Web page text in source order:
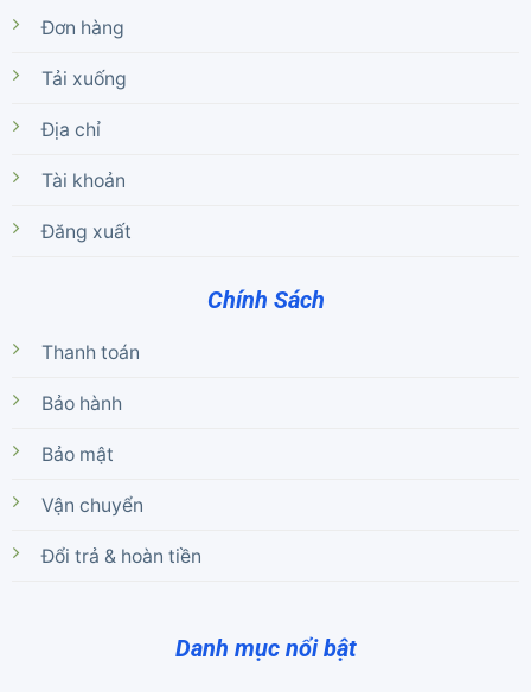
Đơn hàng
Tải xuống
Địa chỉ
Tài khoản
Đăng xuất
Chính Sách
Thanh toán
Bảo hành
Bảo mật
Vận chuyển
Đổi trả & hoàn tiền
Danh mục nổi bật